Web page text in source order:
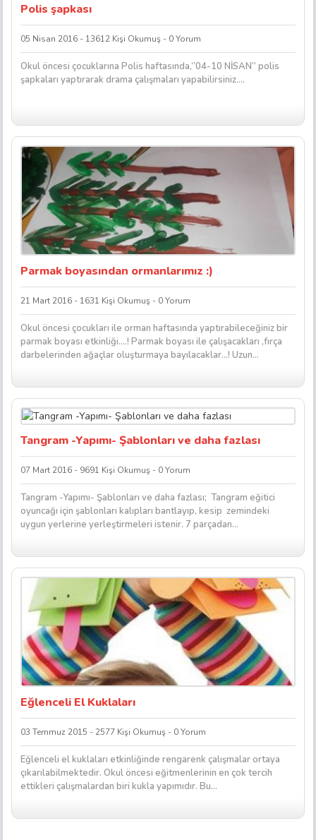
Polis şapkası
05 Nisan 2016 - 13612 Kişi Okumuş - 0 Yorum
Okul öncesi çocuklarına Polis haftasında,”04-10 NİSAN” polis
şapkaları yaptırarak drama çalışmaları yapabilirsiniz….
Parmak boyasından ormanlarımız :)
21 Mart 2016 - 1631 Kişi Okumuş - 0 Yorum
Okul öncesi çocukları ile orman haftasında yaptırabileceğiniz bir
parmak boyası etkinliği….! Parmak boyası ile çalışacakları ,fırça
darbelerinden ağaçlar oluşturmaya bayılacaklar…! Uzun...
Tangram -Yapımı- Şablonları ve daha fazlası
07 Mart 2016 - 9691 Kişi Okumuş - 0 Yorum
Tangram -Yapımı- Şablonları ve daha fazlası; Tangram eğitici
oyuncağı için şablonları kalıpları bantlayıp, kesip zemindeki
uygun yerlerine yerleştirmeleri istenir. 7 parçadan...
Eğlenceli El Kuklaları
03 Temmuz 2015 - 2577 Kişi Okumuş - 0 Yorum
Eğlenceli el kuklaları etkinliğinde rengarenk çalışmalar ortaya
çıkarılabilmektedir. Okul öncesi eğitmenlerinin en çok tercih
ettikleri çalışmalardan biri kukla yapımıdır. Bu...